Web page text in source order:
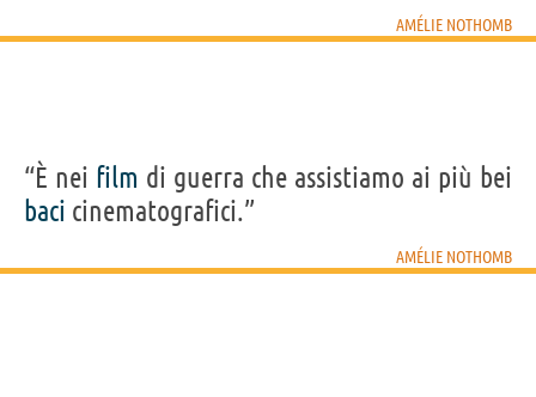
AMÉLIE NOTHOMB
“È nei film di guerra che assistiamo ai più bei
baci cinematografici.”
AMÉLIE NOTHOMB